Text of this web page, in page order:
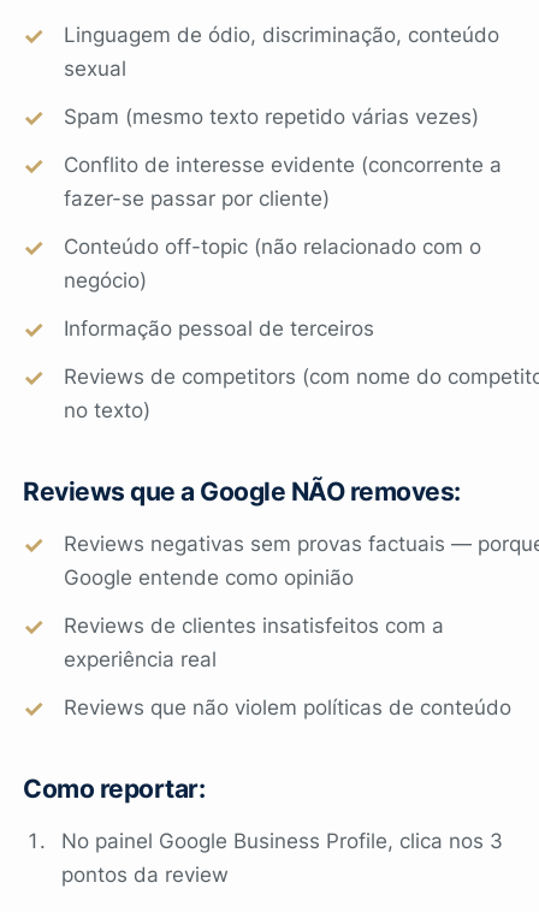
Linguagem de ódio, discriminação, conteúdo
sexual
Spam (mesmo texto repetido várias vezes)
Conflito de interesse evidente (concorrente a
fazer-se passar por cliente)
Conteúdo off-topic (não relacionado com o
negócio)
Informação pessoal de terceiros
Reviews de competitors (com nome do
no texto)
Reviews que a Google NÃO removes:
Reviews negativas sem provas factuais —
Google entende como opinião
Reviews de clientes insatisfeitos com a
experiência real
Reviews que não violem políticas de conteúdo
Como reportar:
No painel Google Business Profile, clica nos 3
pontos da review